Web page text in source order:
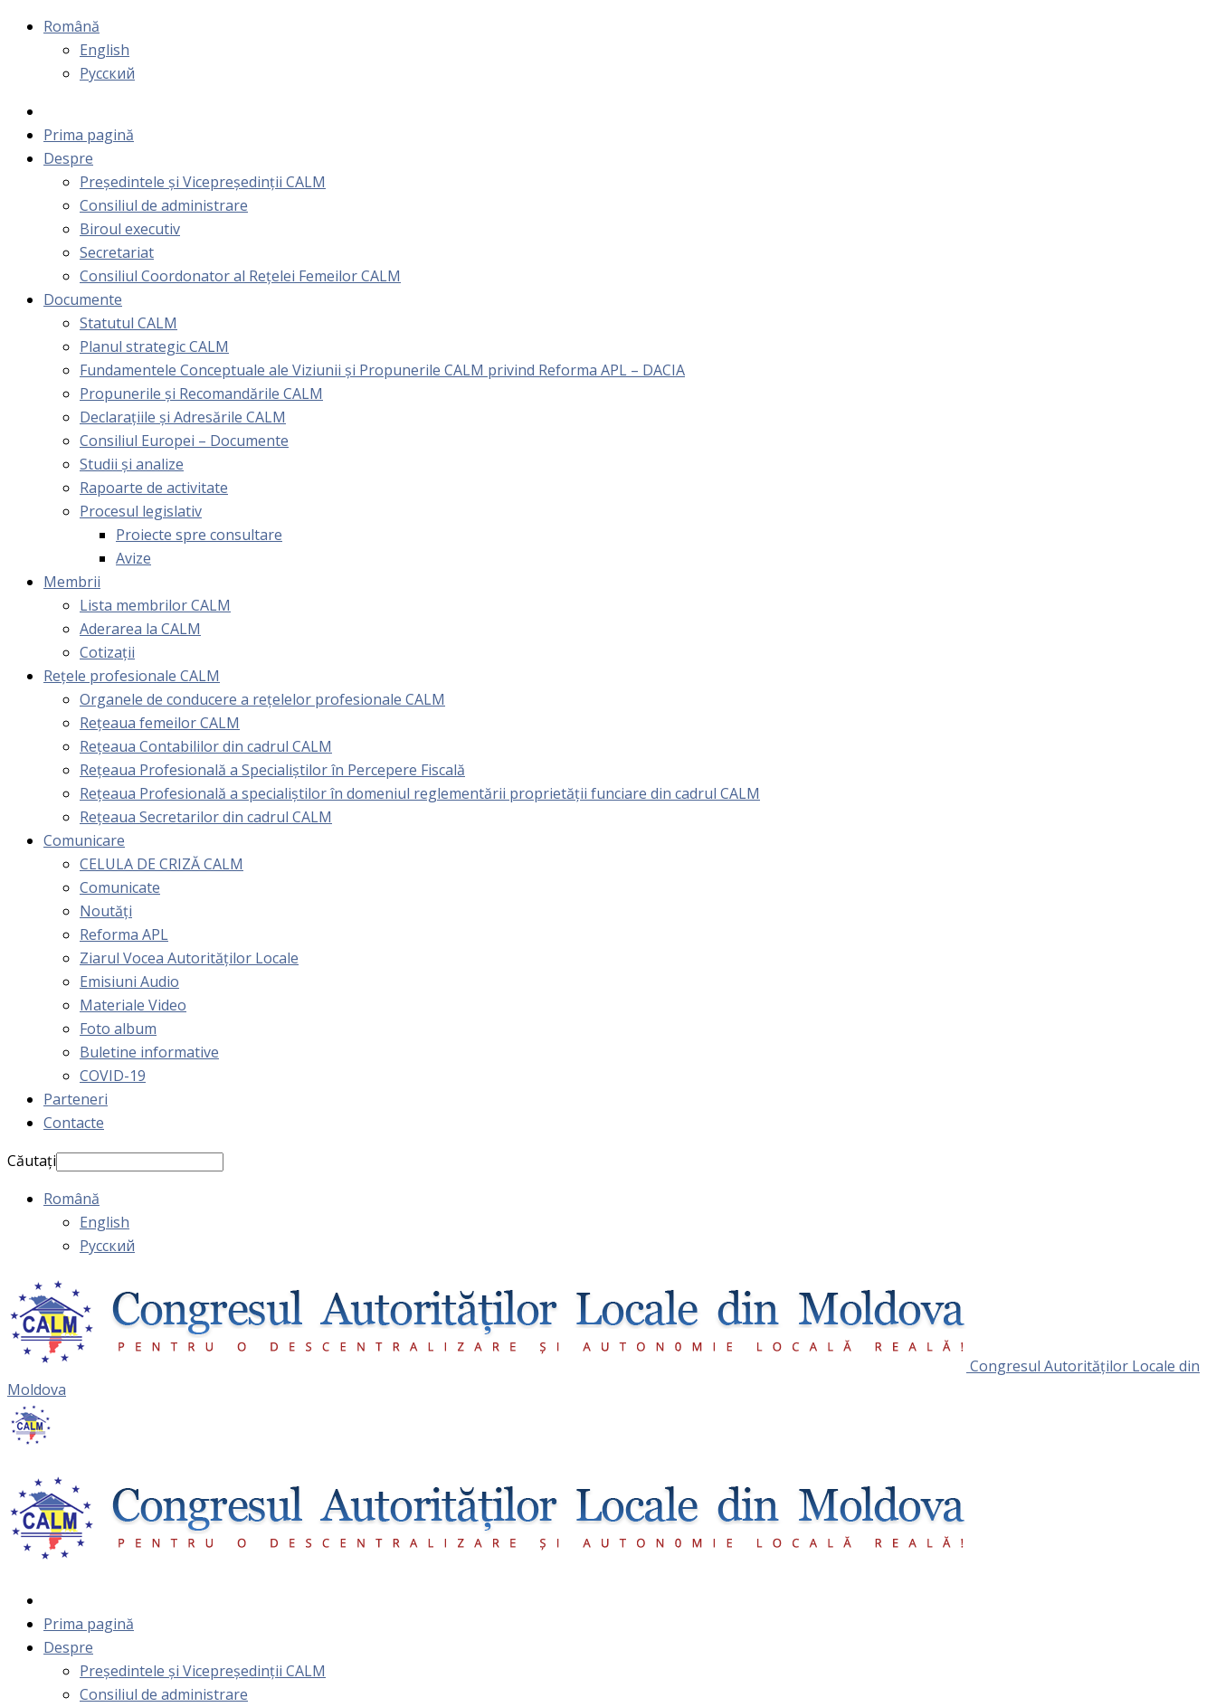
Română
English
Русский
Prima pagină
Despre
Președintele și Vicepreședinții CALM
Consiliul de administrare
Biroul executiv
Secretariat
Consiliul Coordonator al Rețelei Femeilor CALM
Documente
Statutul CALM
Planul strategic CALM
Fundamentele Conceptuale ale Viziunii și Propunerile CALM privind Reforma APL – DACIA
Propunerile și Recomandările CALM
Declarațiile și Adresările CALM
Consiliul Europei – Documente
Studii și analize
Rapoarte de activitate
Procesul legislativ
Proiecte spre consultare
Avize
Membrii
Lista membrilor CALM
Aderarea la CALM
Cotizaţii
Rețele profesionale CALM
Organele de conducere a rețelelor profesionale CALM
Rețeaua femeilor CALM
Rețeaua Contabililor din cadrul CALM
Rețeaua Profesională a Specialiștilor în Percepere Fiscală
Reţeaua Profesională a specialiştilor în domeniul reglementării proprietăţii funciare din cadrul CALM
Rețeaua Secretarilor din cadrul CALM
Comunicare
CELULA DE CRIZĂ CALM
Comunicate
Noutăți
Reforma APL
Ziarul Vocea Autorităților Locale
Emisiuni Audio
Materiale Video
Foto album
Buletine informative
COVID-19
Parteneri
Contacte
Căutați
Română
English
Русский
Congresul Autorităţilor Locale din
Moldova
Prima pagină
Despre
Președintele și Vicepreședinții CALM
Consiliul de administrare